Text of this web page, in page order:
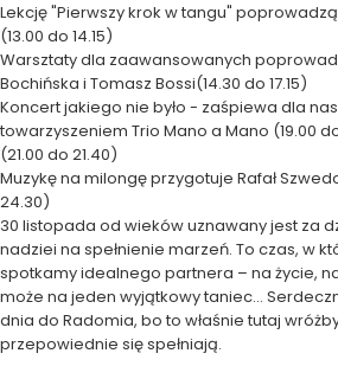
Lekcję "Pierwszy krok w tangu"
(13.00 do 14.15)
Warsztaty dla zaawansowanych
Bochińska i Tomasz Bossi(14.30 do 17.15)
Koncert jakiego nie było - zaśpiewa dla
towarzyszeniem Trio Mano a Mano (19.00
(21.00 do 21.40)
Muzykę na milongę przygotuje Rafał
24.30)
30 listopada od wieków uznawany jest za
nadziei na spełnienie marzeń. To czas, w
spotkamy idealnego partnera – na życie,
może na jeden wyjątkowy taniec…
dnia do Radomia, bo to właśnie tutaj
przepowiednie się spełniają.